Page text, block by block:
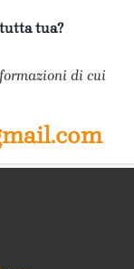
tua?
di cui